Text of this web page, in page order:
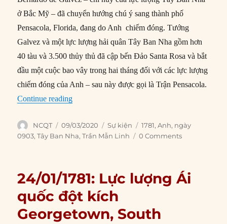
ở Bắc Mỹ – đã chuyển hướng chú ý sang thành phố
Pensacola, Florida, đang do Anh chiếm đóng. Tướng
Galvez và một lực lượng hải quân Tây Ban Nha gồm hơn
40 tàu và 3.500 thủy thủ đã cập bến Đảo Santa Rosa và bắt
đầu một cuộc bao vây trong hai tháng đối với các lực lượng
chiếm đóng của Anh – sau này được gọi là Trận Pensacola.
Continue reading“09/03/1781: Tây Ban Nha bao vây thành phố
Author
NCQT
Posted
on
09/03/2020 Categories
Sự kiện Tags
1781,Anh, ngày
0903,Tây Ban Nha,Trần Mẫn Linh 0 Comments
24/01/1781: Lực lượng Ái
quốc đột kích
Georgetown, South